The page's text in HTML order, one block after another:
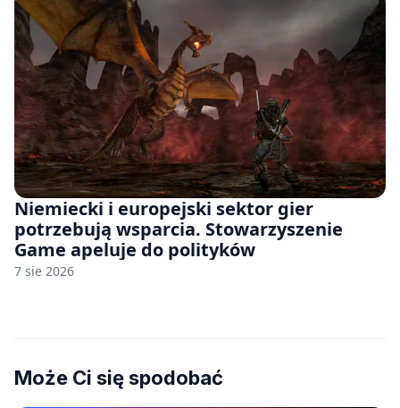
Niemiecki i europejski sektor gier
potrzebują wsparcia. Stowarzyszenie
Game apeluje do polityków
7 sie 2026
Może Ci się spodobać